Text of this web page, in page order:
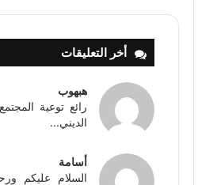
أخر التعليقات
هبهوب
رائع توعية
الديني...
أسامة
السلام عليكم